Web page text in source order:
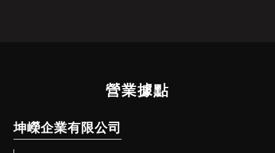
營業據點
坤嶸企業有限公司